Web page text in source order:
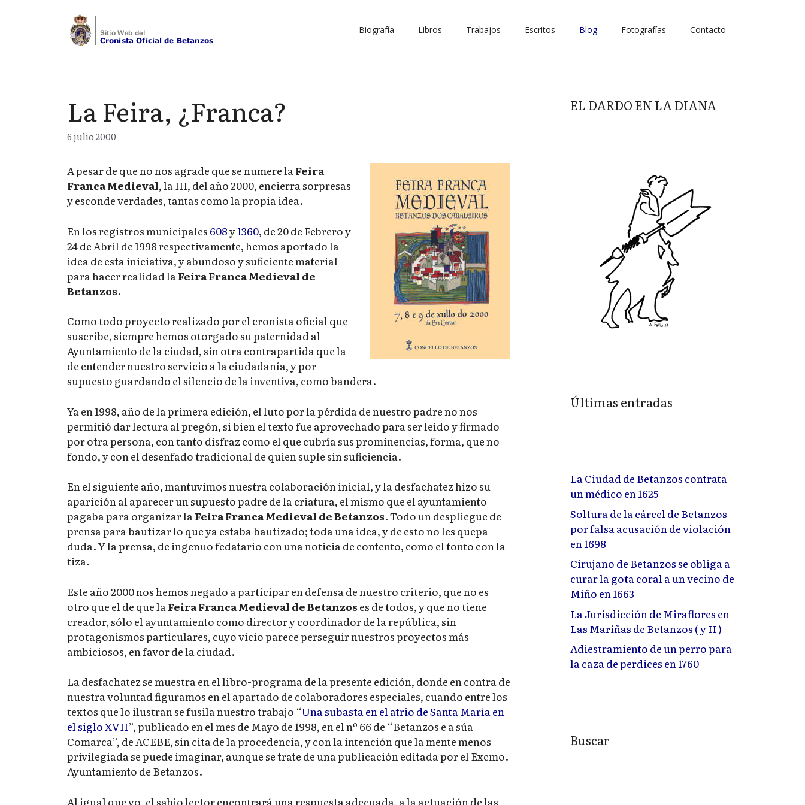
Biografía Libros Trabajos Escritos Blog Fotografías Contacto
La Feira, ¿Franca?
6 julio 2000
A pesar de que no nos agrade que se numere laFeira
Franca Medieval, la III, del año 2000, encierra sorpresas
y esconde verdades, tantas como la propia idea.
En los registros municipales 608y1360, de 20 de Febrero y
24 de Abril de 1998 respectivamente, hemos aportado la
idea de esta iniciativa, y abundoso y suficiente material
para hacer realidad la Feira Franca Medieval de
Betanzos.
Como todo proyecto realizado por el cronista oficial que
suscribe, siempre hemos otorgado su paternidad al
Ayuntamiento de la ciudad, sin otra contrapartida que la
de entender nuestro servicio a la ciudadanía, y por
supuesto guardando el silencio de la inventiva, como bandera.
Ya en 1998, año de la primera edición, el luto por la pérdida de nuestro padre no nos
permitió dar lectura al pregón, si bien el texto fue aprovechado para ser leído y firmado
por otra persona, con tanto disfraz como el que cubría sus prominencias, forma, que no
fondo, y con el desenfado tradicional de quien suple sin suficiencia.
En el siguiente año, mantuvimos nuestra colaboración inicial, y la desfachatez hizo su
aparición al aparecer un supuesto padre de la criatura, el mismo que el ayuntamiento
pagaba para organizar laFeira Franca Medieval de Betanzos. Todo un despliegue de
prensa para bautizar lo que ya estaba bautizado; toda una idea, y de esto no les quepa
duda. Y la prensa, de ingenuo fedatario con una noticia de contento, como el tonto con la
tiza.
Este año 2000 nos hemos negado a participar en defensa de nuestro criterio, que no es
otro que el de que la Feira Franca Medieval de Betanzos es de todos, y que no tiene
creador, sólo el ayuntamiento como director y coordinador de la república, sin
protagonismos particulares, cuyo vicio parece perseguir nuestros proyectos más
ambiciosos, en favor de la ciudad.
La desfachatez se muestra en el libro-programa de la presente edición, donde en contra de
nuestra voluntad figuramos en el apartado de colaboradores especiales, cuando entre los
textos que lo ilustran se fusila nuestro trabajo “Una subasta en el atrio de Santa María en
el siglo XVII”, publicado en el mes de Mayo de 1998, en el nº 66 de “Betanzos e a súa
Comarca”, de ACEBE, sin cita de la procedencia, y con la intención que la mente menos
privilegiada se puede imaginar, aunque se trate de una publicación editada por el Excmo.
Ayuntamiento de Betanzos.
Al igual que yo, el sabio lector encontrará una respuesta adecuada, a la actuación de las
EL DARDO EN LA DIANA
Últimas entradas
La Ciudad de Betanzos contrata
un médico en 1625
Soltura de la cárcel de Betanzos
por falsa acusación de violación
en 1698
Cirujano de Betanzos se obliga a
curar la gota coral a un vecino de
Miño en 1663
La Jurisdicción de Miraflores en
Las Mariñas de Betanzos ( y II )
Adiestramiento de un perro para
la caza de perdices en 1760
Buscar